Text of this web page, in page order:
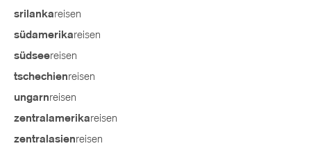
srilankareisen
südamerikareisen
südseereisen
tschechienreisen
ungarnreisen
zentralamerikareisen
zentralasienreisen